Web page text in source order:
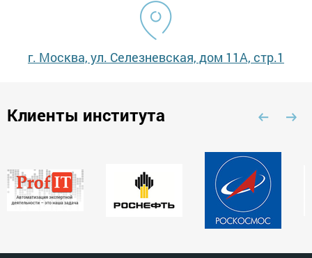
г. Москва, ул. Селезневская, дом 11А, стр.1
Клиенты института